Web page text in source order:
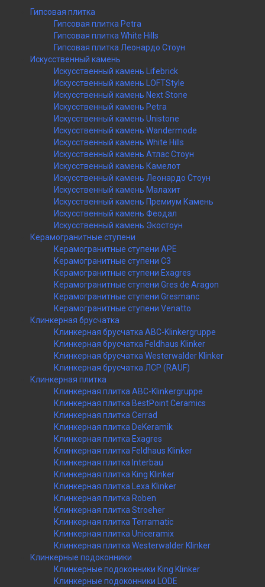
Гипсовая плитка
Гипсовая плитка Petra
Гипсовая плитка White Hills
Гипсовая плитка Леонардо Стоун
Искусственный камень
Искусственный камень Lifebrick
Искусственный камень LOFTStyle
Искусственный камень Next Stone
Искусственный камень Petra
Искусственный камень Unistone
Искусственный камень Wandermode
Искусственный камень White Hills
Искусственный камень Атлас Стоун
Искусственный камень Камелот
Искусственный камень Леонардо Стоун
Искусственный камень Малахит
Искусственный камень Премиум Камень
Искусственный камень Феодал
Искусственный камень Экостоун
Керамогранитные ступени
Керамогранитные ступени APE
Керамогранитные ступени C3
Керамогранитные ступени Exagres
Керамогранитные ступени Gres de Aragon
Керамогранитные ступени Gresmanc
Керамогранитные ступени Venatto
Клинкерная брусчатка
Клинкерная брусчатка ABC-Klinkergruppe
Клинкерная брусчатка Feldhaus Klinker
Клинкерная брусчатка Westerwalder Klinker
Клинкерная брусчатка ЛСР (RAUF)
Клинкерная плитка
Клинкерная плитка ABC-Klinkergruppe
Клинкерная плитка BestPoint Ceramics
Клинкерная плитка Cerrad
Клинкерная плитка DeKeramik
Клинкерная плитка Exagres
Клинкерная плитка Feldhaus Klinker
Клинкерная плитка Interbau
Клинкерная плитка King Klinker
Клинкерная плитка Lexa Klinker
Клинкерная плитка Roben
Клинкерная плитка Stroeher
Клинкерная плитка Terramatic
Клинкерная плитка Uniceramix
Клинкерная плитка Westerwalder Klinker
Клинкерные подоконники
Клинкерные подоконники King Klinker
Клинкерные подоконники LODE